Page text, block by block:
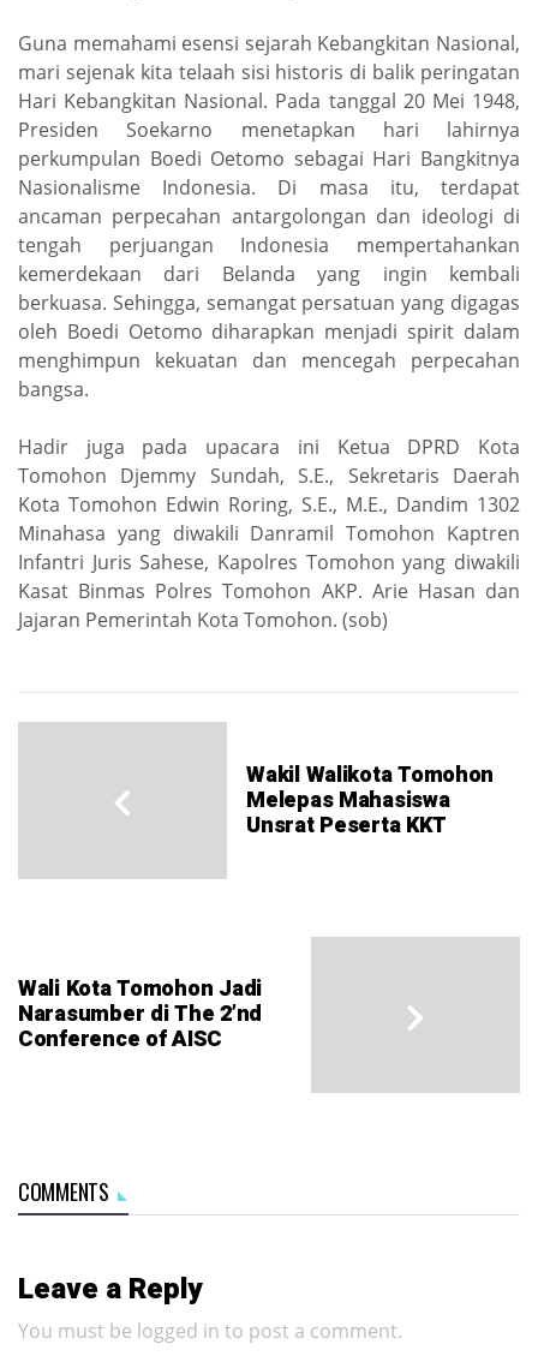
Guna memahami esensi sejarah Kebangkitan Nasional,
mari sejenak kita telaah sisi historis di balik peringatan
Hari Kebangkitan Nasional. Pada tanggal 20 Mei 1948,
Presiden Soekarno menetapkan hari lahirnya
perkumpulan Boedi Oetomo sebagai Hari Bangkitnya
Nasionalisme Indonesia. Di masa itu, terdapat
ancaman perpecahan antargolongan dan ideologi di
tengah perjuangan Indonesia mempertahankan
kemerdekaan dari Belanda yang ingin kembali
berkuasa. Sehingga, semangat persatuan yang digagas
oleh Boedi Oetomo diharapkan menjadi spirit dalam
menghimpun kekuatan dan mencegah perpecahan
bangsa.
Hadir juga pada upacara ini Ketua DPRD Kota
Tomohon Djemmy Sundah, S.E., Sekretaris Daerah
Kota Tomohon Edwin Roring, S.E., M.E., Dandim 1302
Minahasa yang diwakili Danramil Tomohon Kaptren
Infantri Juris Sahese, Kapolres Tomohon yang diwakili
Kasat Binmas Polres Tomohon AKP. Arie Hasan dan
Jajaran Pemerintah Kota Tomohon. (sob)
Wakil Walikota Tomohon
Melepas Mahasiswa
Unsrat Peserta KKT
Wali Kota Tomohon Jadi
Narasumber di The 2’nd
Conference of AISC
COMMENTS
Leave a Reply
You must be logged in to post a comment.